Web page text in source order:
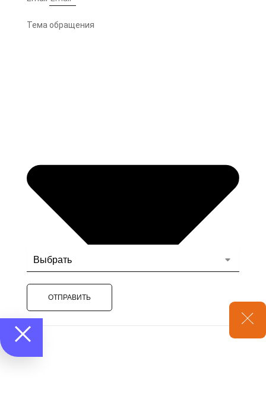
Тема обращения
ОТПРАВИТЬ